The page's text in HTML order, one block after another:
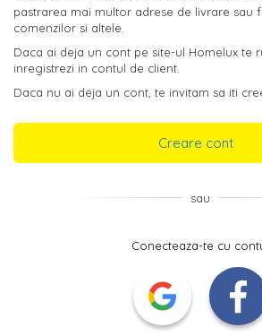
pastrarea mai multor adrese de livrare sau
comenzilor si altele.
Daca ai deja un cont pe site-ul Homelux te
inregistrezi in contul de client.
Daca nu ai deja un cont, te invitam sa iti
Creare cont
sau
Conecteaza-te cu